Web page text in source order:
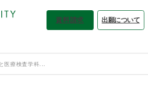
資料請求 出願について
医療検査学科...